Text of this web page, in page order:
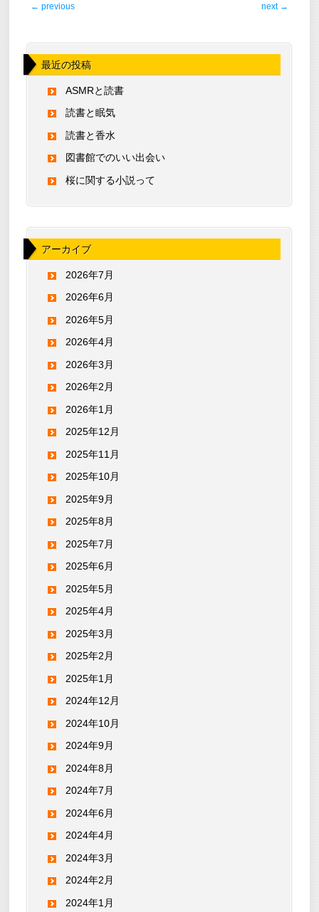
← previous next →
最近の投稿
ASMRと読書
読書と眠気
読書と香水
図書館でのいい出会い
桜に関する小説って
アーカイブ
2026年7月
2026年6月
2026年5月
2026年4月
2026年3月
2026年2月
2026年1月
2025年12月
2025年11月
2025年10月
2025年9月
2025年8月
2025年7月
2025年6月
2025年5月
2025年4月
2025年3月
2025年2月
2025年1月
2024年12月
2024年10月
2024年9月
2024年8月
2024年7月
2024年6月
2024年4月
2024年3月
2024年2月
2024年1月